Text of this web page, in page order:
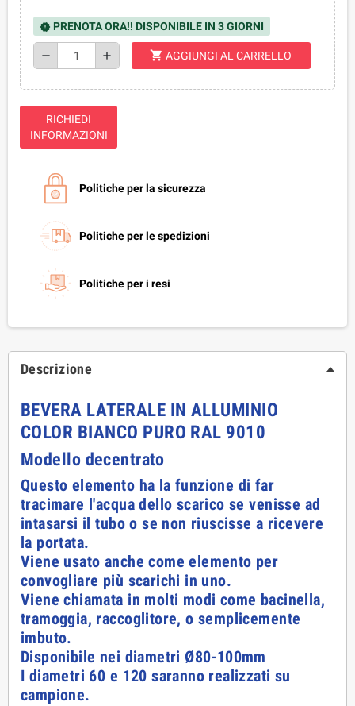
new_releases PRENOTA ORA!! DISPONIBILE IN 3 GIORNI
remove add shopping_cart AGGIUNGI AL CARRELLO
RICHIEDI
INFORMAZIONI
Politiche per la sicurezza
Politiche per le spedizioni
Politiche per i resi
Descrizione
BEVERA LATERALE IN ALLUMINIO
COLOR BIANCO PURO RAL 9010
Modello decentrato
Questo elemento ha la funzione di far
tracimare l'acqua dello scarico se venisse ad
intasarsi il tubo o se non riuscisse a ricevere
la portata.
Viene usato anche come elemento per
convogliare più scarichi in uno.
Viene chiamata in molti modi come bacinella,
tramoggia, raccoglitore, o semplicemente
imbuto.
Disponibile nei diametri Ø80-100mm
I diametri 60 e 120 saranno realizzati su
campione.